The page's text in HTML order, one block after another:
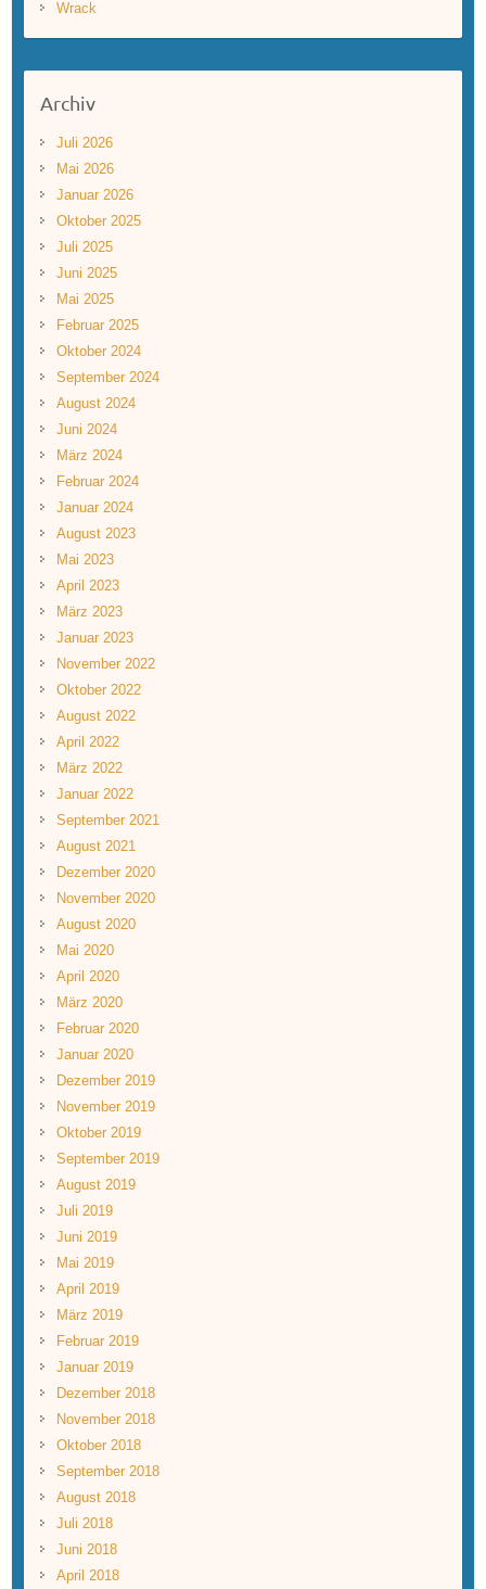
Wrack
Archiv
Juli 2026
Mai 2026
Januar 2026
Oktober 2025
Juli 2025
Juni 2025
Mai 2025
Februar 2025
Oktober 2024
September 2024
August 2024
Juni 2024
März 2024
Februar 2024
Januar 2024
August 2023
Mai 2023
April 2023
März 2023
Januar 2023
November 2022
Oktober 2022
August 2022
April 2022
März 2022
Januar 2022
September 2021
August 2021
Dezember 2020
November 2020
August 2020
Mai 2020
April 2020
März 2020
Februar 2020
Januar 2020
Dezember 2019
November 2019
Oktober 2019
September 2019
August 2019
Juli 2019
Juni 2019
Mai 2019
April 2019
März 2019
Februar 2019
Januar 2019
Dezember 2018
November 2018
Oktober 2018
September 2018
August 2018
Juli 2018
Juni 2018
April 2018